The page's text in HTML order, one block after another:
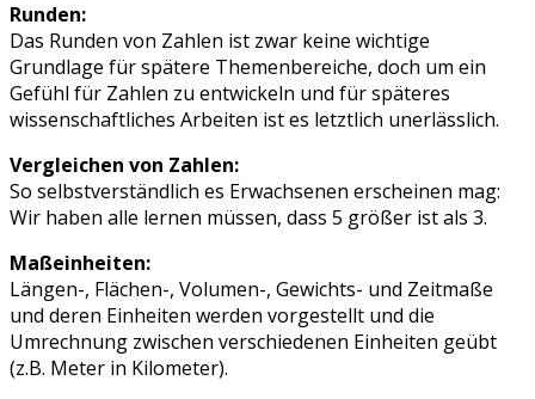
Runden:
Das Runden von Zahlen ist zwar keine wichtige
Grundlage für spätere Themenbereiche, doch um ein
Gefühl für Zahlen zu entwickeln und für späteres
wissenschaftliches Arbeiten ist es letztlich unerlässlich.
Vergleichen von Zahlen:
So selbstverständlich es Erwachsenen erscheinen mag:
Wir haben alle lernen müssen, dass 5 größer ist als 3.
Maßeinheiten:
Längen-, Flächen-, Volumen-, Gewichts- und Zeitmaße
und deren Einheiten werden vorgestellt und die
Umrechnung zwischen verschiedenen Einheiten geübt
(z.B. Meter in Kilometer).